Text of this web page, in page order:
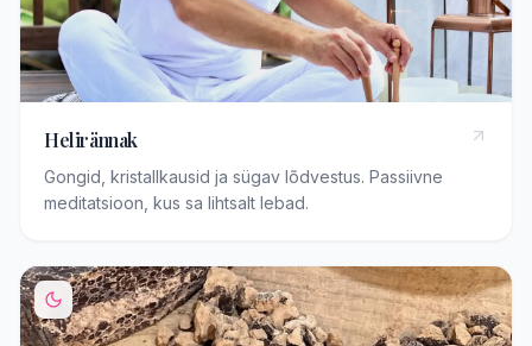
Helirännak
Gongid, kristallkausid ja sügav lõdvestus. Passiivne
meditatsioon, kus sa lihtsalt lebad.